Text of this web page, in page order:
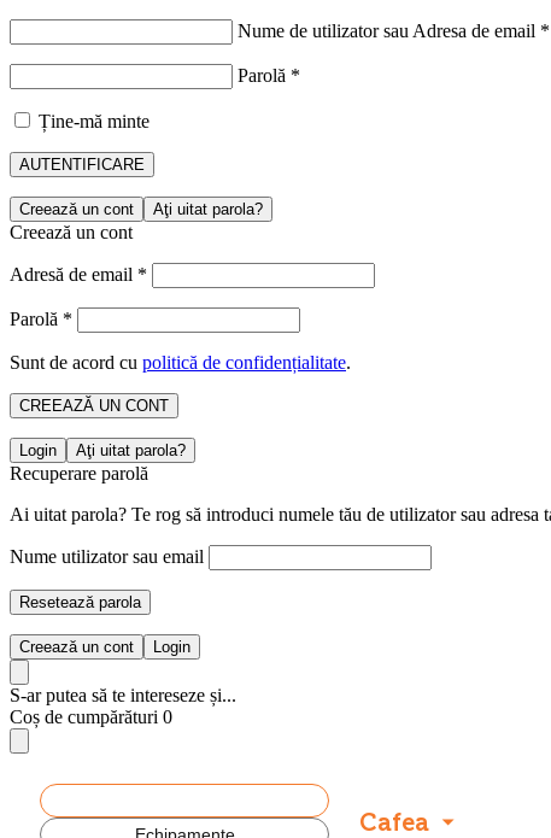
Nume de utilizator sau Adresa de email *
Parolă *
Ține-mă minte
AUTENTIFICARE
Creează un cont Aţi uitat parola?
Creează un cont
Adresă de email *
Parolă *
Sunt de acord cu politică de confidențialitate.
CREEAZĂ UN CONT
Login Aţi uitat parola?
Recuperare parolă
Ai uitat parola? Te rog să introduci numele tău de utilizator sau
Nume utilizator sau email
Resetează parola
Creează un cont Login
S-ar putea să te intereseze și...
Coș de cumpărături 0
Echipamente
Cafea